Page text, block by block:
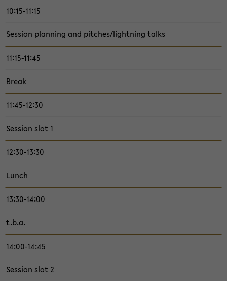
10:15-11:15
Ses­sion plan­ning and pitches/light­ning talks
11:15-11:45
Break
11:45-12:30
Ses­sion slot 1
12:30-13:30
Lunch
13:30-14:00
t.b.a.
14:00-14:45
Ses­sion slot 2